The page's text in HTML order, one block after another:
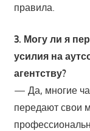
правила.
3. Могу ли я
усилия на
агентству?
— Да, многие
передают свои